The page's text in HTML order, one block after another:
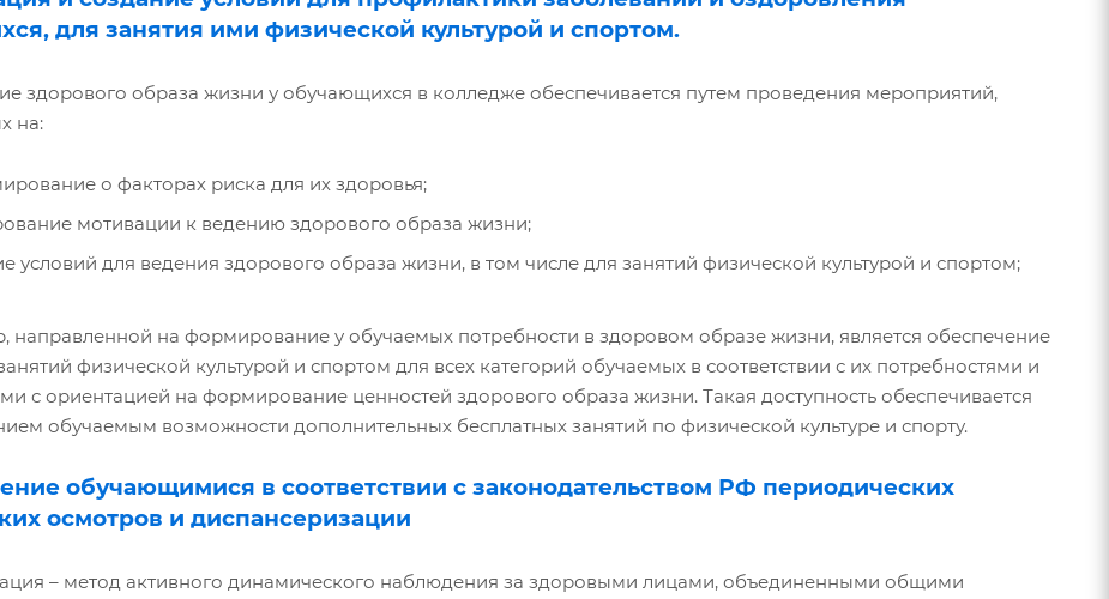
для занятия ими физической культурой и спортом.
здорового образа жизни у обучающихся в колледже обеспечивается путем проведения мероприятий,
на:
о факторах риска для их здоровья;
мотивации к ведению здорового образа жизни;
условий для ведения здорового образа жизни, в том числе для занятий физической культурой и спортом;
направленной на формирование у обучаемых потребности в здоровом образе жизни, является обеспечение
физической культурой и спортом для всех категорий обучаемых в соответствии с их потребностями и
с ориентацией на формирование ценностей здорового образа жизни. Такая доступность обеспечивается
обучаемым возможности дополнительных бесплатных занятий по физической культуре и спорту.
обучающимися в соответствии с законодательством РФ периодических
осмотров и диспансеризации
– метод активного динамического наблюдения за здоровыми лицами, объединенными общими